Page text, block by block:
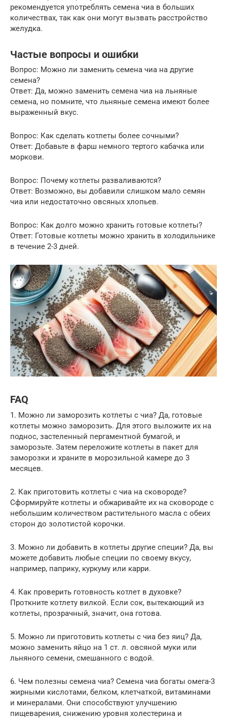
рекомендуется употреблять семена чиа в больших
количествах, так как они могут вызвать расстройство
желудка.
Частые вопросы и ошибки
Вопрос: Можно ли заменить семена чиа на другие
семена?
Ответ: Да, можно заменить семена чиа на льняные
семена, но помните, что льняные семена имеют более
выраженный вкус.
Вопрос: Как сделать котлеты более сочными?
Ответ: Добавьте в фарш немного тертого кабачка или
моркови.
Вопрос: Почему котлеты разваливаются?
Ответ: Возможно, вы добавили слишком мало семян
чиа или недостаточно овсяных хлопьев.
Вопрос: Как долго можно хранить готовые котлеты?
Ответ: Готовые котлеты можно хранить в холодильнике
в течение 2-3 дней.
FAQ
1. Можно ли заморозить котлеты с чиа? Да, готовые
котлеты можно заморозить. Для этого выложите их на
поднос, застеленный пергаментной бумагой, и
заморозьте. Затем переложите котлеты в пакет для
заморозки и храните в морозильной камере до 3
месяцев.
2. Как приготовить котлеты с чиа на сковороде?
Сформируйте котлеты и обжаривайте их на сковороде с
небольшим количеством растительного масла с обеих
сторон до золотистой корочки.
3. Можно ли добавить в котлеты другие специи? Да, вы
можете добавить любые специи по своему вкусу,
например, паприку, куркуму или карри.
4. Как проверить готовность котлет в духовке?
Проткните котлету вилкой. Если сок, вытекающий из
котлеты, прозрачный, значит, она готова.
5. Можно ли приготовить котлеты с чиа без яиц? Да,
можно заменить яйцо на 1 ст. л. овсяной муки или
льняного семени, смешанного с водой.
6. Чем полезны семена чиа? Семена чиа богаты омега-3
жирными кислотами, белком, клетчаткой, витаминами
и минералами. Они способствуют улучшению
пищеварения, снижению уровня холестерина и